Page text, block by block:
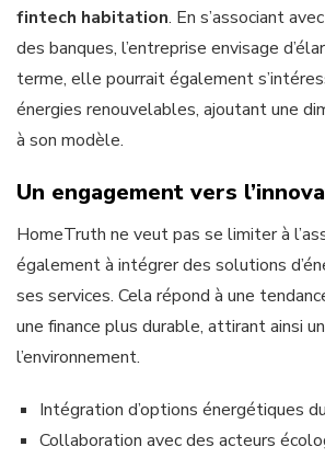
fintech habitation. En s’associant
des banques, l’entreprise envisage
terme, elle pourrait également
énergies renouvelables, ajoutant une
à son modèle.
Un engagement vers
HomeTruth ne veut pas se limiter à
également à intégrer des solutions
ses services. Cela répond à une
une finance plus durable, attirant ainsi
l’environnement.
Intégration d’options énergétiques
Collaboration avec des acteurs